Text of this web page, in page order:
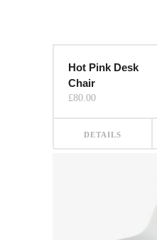
Hot Pink Desk
Chair
£80.00
DETAILS